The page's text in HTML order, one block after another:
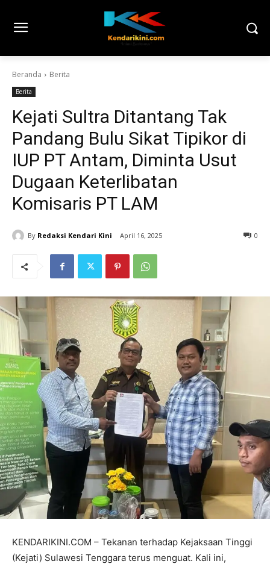
Beranda Berita
Berita
Kejati Sultra Ditantang Tak
Pandang Bulu Sikat Tipikor di
IUP PT Antam, Diminta Usut
Dugaan Keterlibatan
Komisaris PT LAM
By Redaksi Kendari Kini April 16, 2025 0
KENDARIKINI.COM – Tekanan terhadap Kejaksaan Tinggi
(Kejati) Sulawesi Tenggara terus menguat. Kali ini,